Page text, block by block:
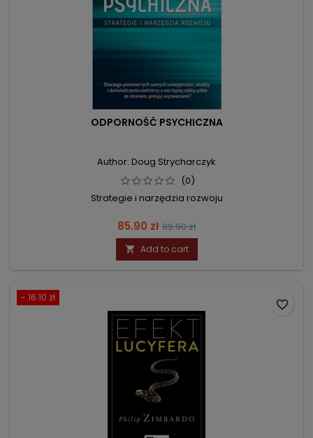
ODPORNOŚĆ PSYCHICZNA
Author: Doug Strycharczyk
(0)
Strategie i narzędzia rozwoju
Price
85.90 zł Regular
price
99.90 zł
 Add to cart
- 16.10 zł
favorite_border